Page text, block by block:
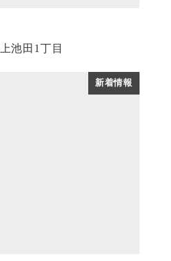
池田1丁目
新着情報